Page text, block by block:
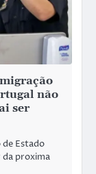
não
ser
Estado
da proxima